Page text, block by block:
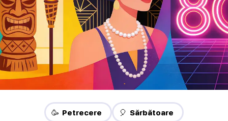
🥳 Petrecere 🎈 Sărbătoare